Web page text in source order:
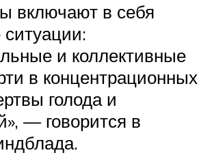
включают в себя
и коллективные
в концентрационных
голода и
— говорится в